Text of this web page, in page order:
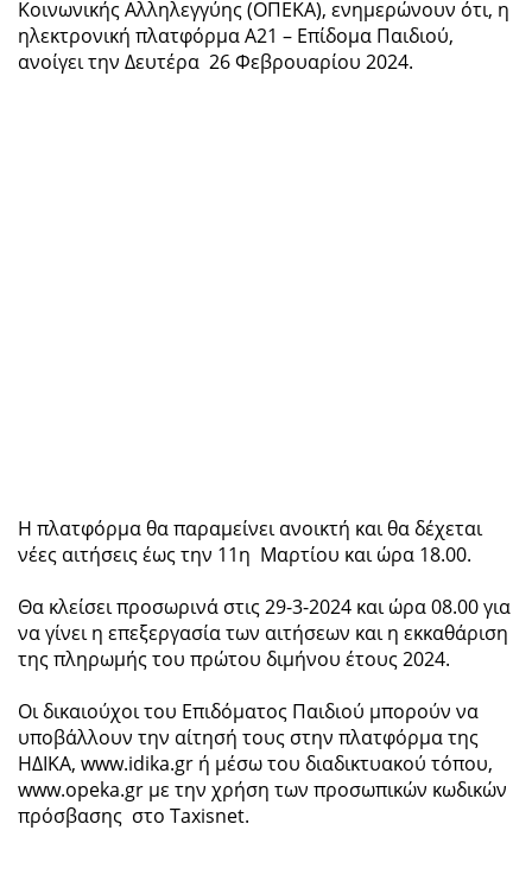
Κοινωνικής Αλληλεγγύης (ΟΠΕΚΑ), ενημερώνουν ότι, η
ηλεκτρονική πλατφόρμα Α21 – Επίδομα Παιδιού,
ανοίγει την Δευτέρα 26 Φεβρουαρίου 2024.
Η πλατφόρμα θα παραμείνει ανοικτή και θα δέχεται
νέες αιτήσεις έως την 11η Μαρτίου και ώρα 18.00.
Θα κλείσει προσωρινά στις 29-3-2024 και ώρα 08.00 για
να γίνει η επεξεργασία των αιτήσεων και η εκκαθάριση
της πληρωμής του πρώτου διμήνου έτους 2024.
Οι δικαιούχοι του Επιδόματος Παιδιού μπορούν να
υποβάλλουν την αίτησή τους στην πλατφόρμα της
ΗΔΙΚΑ, www.idika.gr ή μέσω του διαδικτυακού τόπου,
www.opeka.gr με την χρήση των προσωπικών κωδικών
πρόσβασης στο Taxisnet.